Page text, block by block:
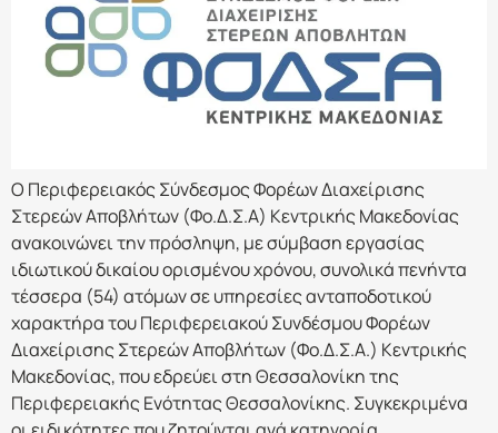
Ο Περιφερειακός Σύνδεσμος Φορέων Διαχείρισης
Στερεών Αποβλήτων (Φο.Δ.Σ.Α) Κεντρικής Μακεδονίας
ανακοινώνει την πρόσληψη, με σύμβαση εργασίας
ιδιωτικού δικαίου ορισμένου χρόνου, συνολικά πενήντα
τέσσερα (54) ατόμων σε υπηρεσίες ανταποδοτικού
χαρακτήρα του Περιφερειακού Συνδέσμου Φορέων
Διαχείρισης Στερεών Αποβλήτων (Φο.Δ.Σ.Α.) Κεντρικής
Μακεδονίας, που εδρεύει στη Θεσσαλονίκη της
Περιφερειακής Ενότητας Θεσσαλονίκης. Συγκεκριμένα